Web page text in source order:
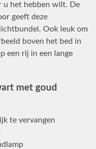
u het hebben wilt. De
geeft deze
Ook leuk om
boven het bed in
een rij in een lange
met goud
te vervangen